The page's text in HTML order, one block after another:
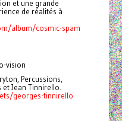
et une grande
de réalités à
album/cosmic-spam
vision
Percussions,
Jean Tinnirello.
georges-tinnirello